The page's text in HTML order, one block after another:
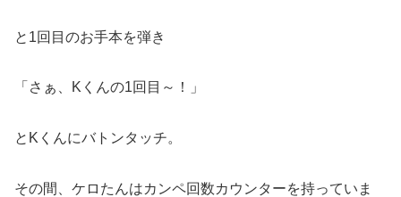
と1回目のお手本を弾き
「さぁ、Kくんの1回目～！」
とKくんにバトンタッチ。
その間、ケロたんはカンペ回数カウンターを持っていま